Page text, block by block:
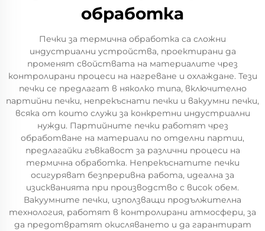
обработка
Печки за термична обработка са сложни
индустриални устройства, проектирани да
променят свойствата на материалите чрез
контролирани процеси на нагреване и охлаждане. Тези
печки се предлагат в няколко типа, включително
партийни печки, непрекъснати печки и вакуумни печки,
всяка от които служи за конкретни индустриални
нужди. Партийните печки работят чрез
обработване на материали по отделни партии,
предлагайки гъвкавост за различни процеси на
термична обработка. Непрекъснатите печки
осигуряват безпреривна работа, идеална за
изискванията при производство с висок обем.
Вакуумните печки, използващи продължителна
технология, работят в контролирани атмосфери, за
да предотвратят окисляването и да гарантират